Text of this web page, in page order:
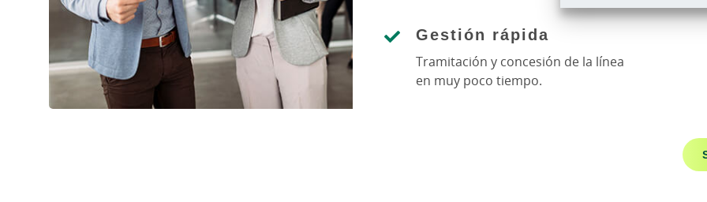
Gestión rápida
Tramitación y concesión de la línea
en muy poco tiempo.